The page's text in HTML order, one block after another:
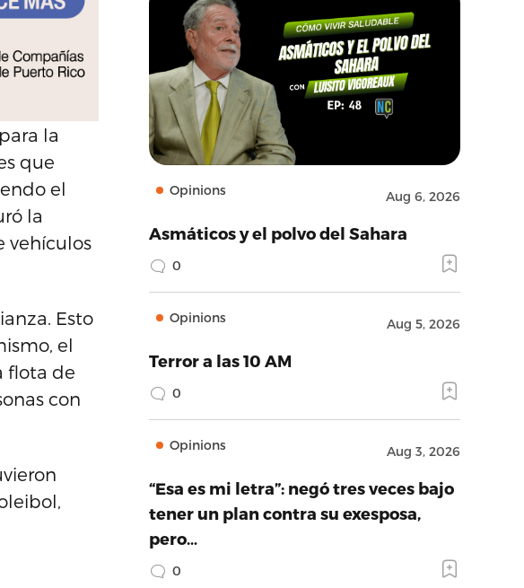
la
que
el
la
vehículos
Esto
el
flota de
con
Opinions Aug 6, 2026
Asmáticos y el polvo del Sahara
0
Opinions Aug 5, 2026
Terror a las 10 AM
0
Opinions Aug 3, 2026
“Esa es mi letra”: negó tres veces bajo
tener un plan contra su exesposa,
pero…
0